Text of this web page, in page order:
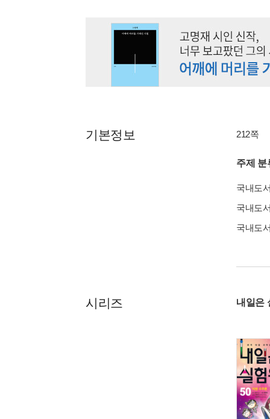
기본정보 212쪽
주제 분
국내도
국내도
국내도
시리즈 내일은